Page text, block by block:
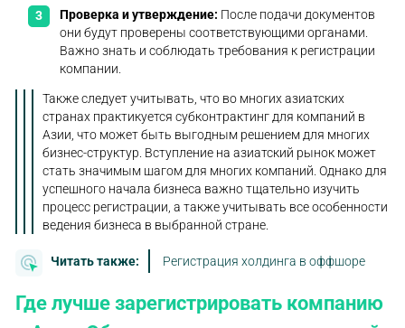
Проверка и утверждение: После подачи документов
они будут проверены соответствующими органами.
Важно знать и соблюдать требования к регистрации
компании.
Также следует учитывать, что во многих азиатских
странах практикуется субконтрактинг для компаний в
Азии, что может быть выгодным решением для многих
бизнес-структур. Вступление на азиатский рынок может
стать значимым шагом для многих компаний. Однако для
успешного начала бизнеса важно тщательно изучить
процесс регистрации, а также учитывать все особенности
ведения бизнеса в выбранной стране.
Читать также: Регистрация холдинга в оффшоре
Где лучше зарегистрировать компанию